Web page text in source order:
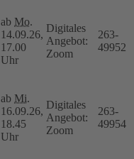
ab Mo.
14.09.26,
17.00
Uhr
Digitales
Angebot:
Zoom
263-
49952
ab Mi.
16.09.26,
18.45
Uhr
Digitales
Angebot:
Zoom
263-
49954